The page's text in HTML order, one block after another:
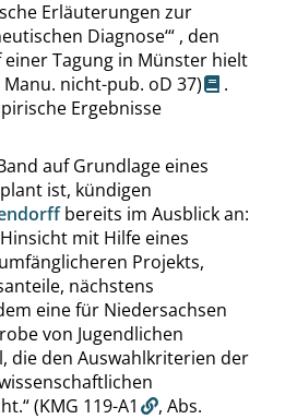
Erläuterungen zur
Diagnose‘“ , den
Tagung in Münster hielt
nicht-pub. oD 37)
.
Ergebnisse
auf Grundlage eines
ist, kündigen
bereits im Ausblick an:
mit Hilfe eines
Projekts,
nächstens
eine für Niedersachsen
von Jugendlichen
die den Auswahlkriterien der
“(KMG 119-A1 , Abs.